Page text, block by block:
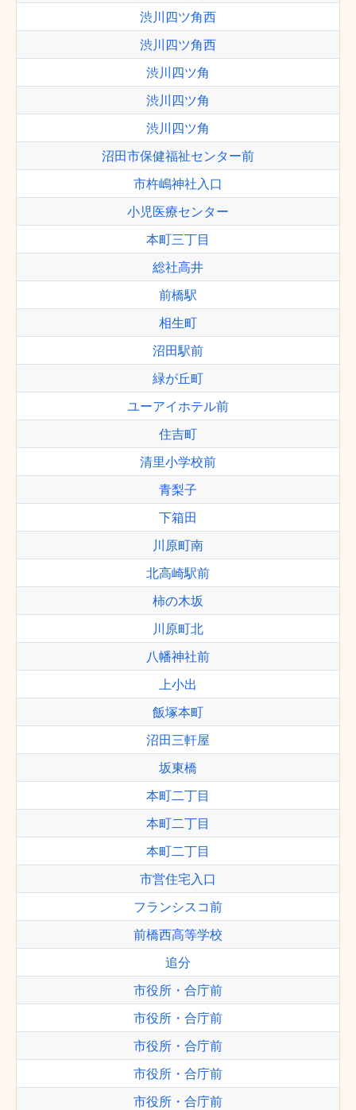
渋川四ツ角西
渋川四ツ角西
渋川四ツ角
渋川四ツ角
渋川四ツ角
沼田市保健福祉センター前
市杵嶋神社入口
小児医療センター
本町三丁目
総社高井
前橋駅
相生町
沼田駅前
緑が丘町
ユーアイホテル前
住吉町
清里小学校前
青梨子
下箱田
川原町南
北高崎駅前
柿の木坂
川原町北
八幡神社前
上小出
飯塚本町
沼田三軒屋
坂東橋
本町二丁目
本町二丁目
本町二丁目
市営住宅入口
フランシスコ前
前橋西高等学校
追分
市役所・合庁前
市役所・合庁前
市役所・合庁前
市役所・合庁前
市役所・合庁前